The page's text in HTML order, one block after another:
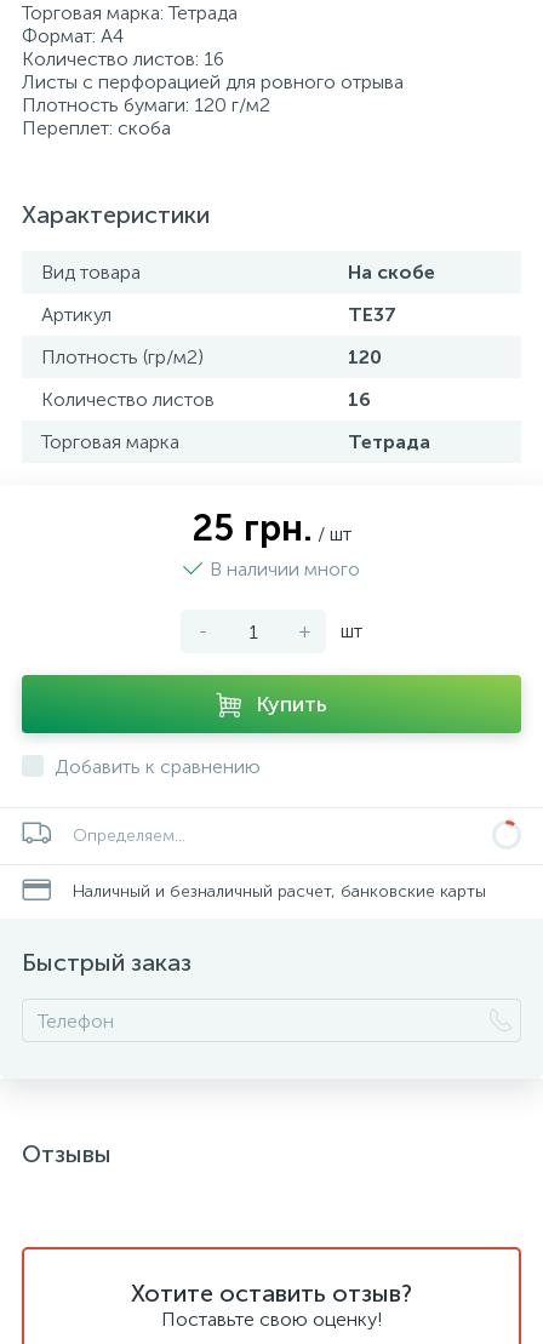
Торговая марка: Тетрада
Формат: А4
Количество листов: 16
Листы с перфорацией для ровного отрыва
Плотность бумаги: 120 г/м2
Переплет: скоба
Характеристики
Вид товара
На скобе
Артикул
ТЕ37
Плотность (гр/м2)
120
Количество листов
16
Торговая марка
Тетрада
25 грн. / шт
В наличии много
- + шт
Купить
Добавить к сравнению
Определяем...
Наличный и безналичный расчет, банковские карты
Быстрый заказ
Отзывы
Хотите оставить отзыв?
Поставьте свою оценку!